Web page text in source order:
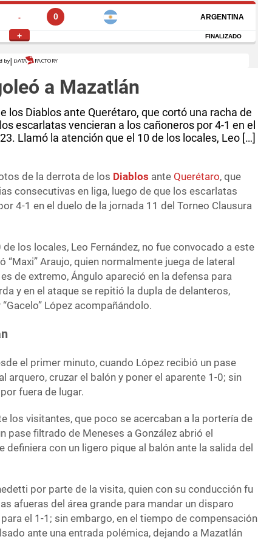
a Mazatlán
los Diablos ante Querétaro, que cortó una racha de
escarlatas vencieran a los cañoneros por 4-1 en el
Llamó la atención que el 10 de los locales, Leo […]
de la derrota de los Diablos ante Querétaro, que
consecutivas en liga, luego de que los escarlatas
4-1 en el duelo de la jornada 11 del Torneo Clausura
los locales, Leo Fernández, no fue convocado a este
“Maxi” Araujo, quien normalmente juega de lateral
de extremo, Ángulo apareció en la defensa para
y en el ataque se repitió la dupla de delanteros,
López acompañándolo.
el primer minuto, cuando López recibió un pase
arquero, cruzar el balón y poner el aparente 1-0; sin
fuera de lugar.
los visitantes, que poco se acercaban a la portería de
pase filtrado de Meneses a González abrió el
definiera con un ligero pique al balón ante la salida del
por parte de la visita, quien con su conducción fu
afueras del área grande para mandar un disparo
el 1-1; sin embargo, en el tiempo de compensación
ante una entrada polémica, dejando a Mazatlán